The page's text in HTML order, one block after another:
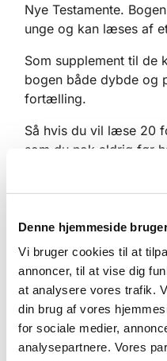
Denne hjemmeside
Vi bruger cookies til at
annoncer, til at vise dig
at analysere vores trafik.
din brug af vores
for sociale medier,
analysepartnere. Vores
Nye Testamente.
unge og kan læses af
Som supplement til de
bogen både dybde og
fortælling.
Så hvis du vil læse 20
som du nok aldrig før
sognepræst Maren
teologi Frederik
de skjulte historier og
ind og forstår at
forundrer – uanset om
bibelhistorier eller ej.
Anmelderne siger